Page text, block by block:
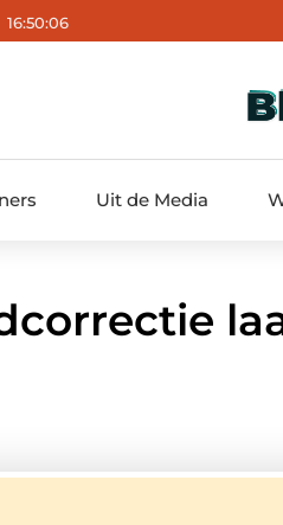
16:50:07
Uit de Media